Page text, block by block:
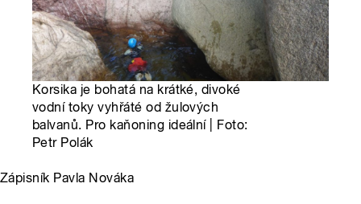
Korsika je bohatá na krátké, divoké
vodní toky vyhřáté od žulových
balvanů. Pro kaňoning ideální | Foto:
Petr Polák
Zápisník Pavla Nováka